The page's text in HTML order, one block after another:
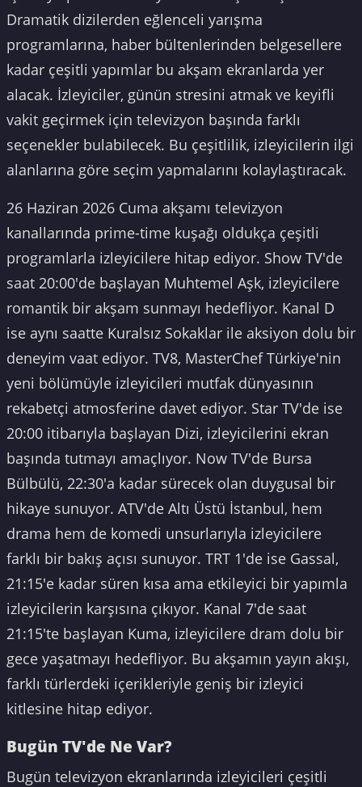
Dramatik dizilerden eğlenceli yarışma
programlarına, haber bültenlerinden belgesellere
kadar çeşitli yapımlar bu akşam ekranlarda yer
alacak. İzleyiciler, günün stresini atmak ve keyifli
vakit geçirmek için televizyon başında farklı
seçenekler bulabilecek. Bu çeşitlilik, izleyicilerin ilgi
alanlarına göre seçim yapmalarını kolaylaştıracak.
26 Haziran 2026 Cuma akşamı televizyon
kanallarında prime-time kuşağı oldukça çeşitli
programlarla izleyicilere hitap ediyor. Show TV'de
saat 20:00'de başlayan Muhtemel Aşk, izleyicilere
romantik bir akşam sunmayı hedefliyor. Kanal D
ise aynı saatte Kuralsız Sokaklar ile aksiyon dolu bir
deneyim vaat ediyor. TV8, MasterChef Türkiye'nin
yeni bölümüyle izleyicileri mutfak dünyasının
rekabetçi atmosferine davet ediyor. Star TV'de ise
20:00 itibarıyla başlayan Dizi, izleyicilerini ekran
başında tutmayı amaçlıyor. Now TV'de Bursa
Bülbülü, 22:30'a kadar sürecek olan duygusal bir
hikaye sunuyor. ATV'de Altı Üstü İstanbul, hem
drama hem de komedi unsurlarıyla izleyicilere
farklı bir bakış açısı sunuyor. TRT 1'de ise Gassal,
21:15'e kadar süren kısa ama etkileyici bir yapımla
izleyicilerin karşısına çıkıyor. Kanal 7'de saat
21:15'te başlayan Kuma, izleyicilere dram dolu bir
gece yaşatmayı hedefliyor. Bu akşamın yayın akışı,
farklı türlerdeki içerikleriyle geniş bir izleyici
kitlesine hitap ediyor.
Bugün TV'de Ne Var?
Bugün televizyon ekranlarında izleyicileri çeşitli